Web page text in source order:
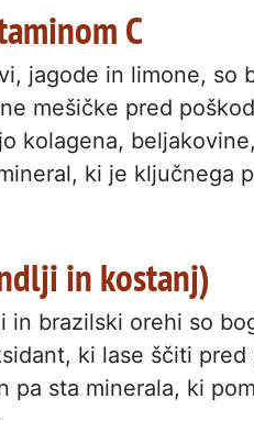
C
jagode in limone, so
mešičke pred
kolagena,
ki je ključnega
in kostanj)
in brazilski orehi so
ki lase ščiti
pa sta minerala, ki